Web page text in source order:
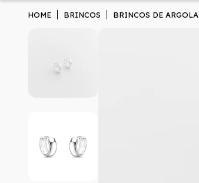
HOME BRINCOS BRINCOS DE ARGOLA